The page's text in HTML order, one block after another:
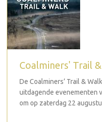
Coalminers' Trail
De Coalminers’ Trail &
uitdagende evenementen
om op zaterdag 22